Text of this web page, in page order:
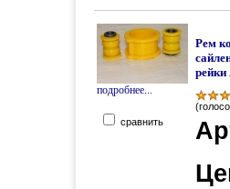
подробнее...
сравнить
Рем